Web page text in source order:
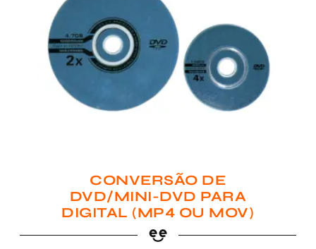
CONVERSÃO DE
DVD/MINI-DVD PARA
DIGITAL (MP4 OU MOV)